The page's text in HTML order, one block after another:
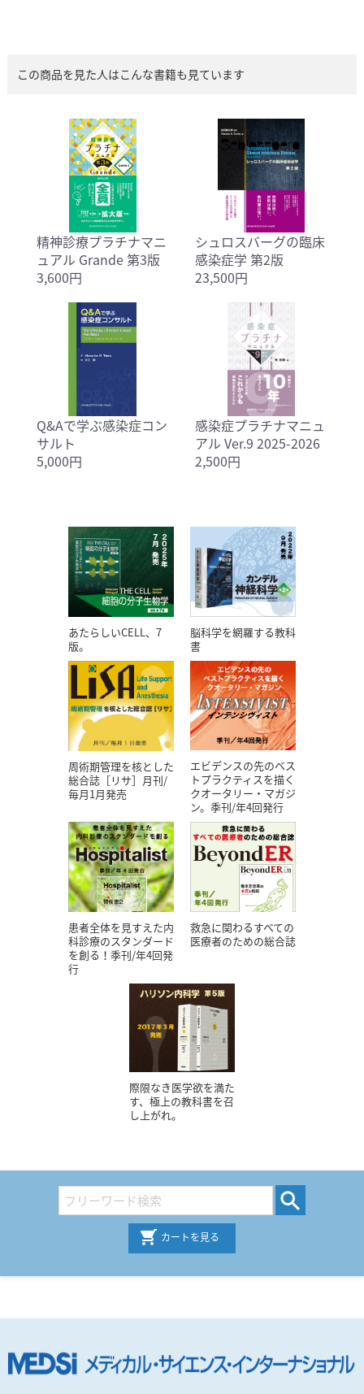
この商品を見た人はこんな書籍も見ています
精神診療プラチナマニ
ュアル Grande 第3版
3,600円
シュロスバーグの臨床
感染症学 第2版
23,500円
Q&Aで学ぶ感染症コン
サルト
5,000円
感染症プラチナマニュ
アル Ver.9 2025-2026
2,500円
あたらしいCELL、7
版。
脳科学を網羅する教科
書
周術期管理を核とした
総合誌［リサ］月刊/
毎月1月発売
エビデンスの先のベス
トプラクティスを描く
クオータリー・マガジ
ン。季刊/年4回発行
患者全体を見すえた内
科診療のスタンダード
を創る！季刊/年4回発
行
救急に関わるすべての
医療者のための総合誌
際限なき医学欲を満た
す、極上の教科書を召
し上がれ。
カートを見る